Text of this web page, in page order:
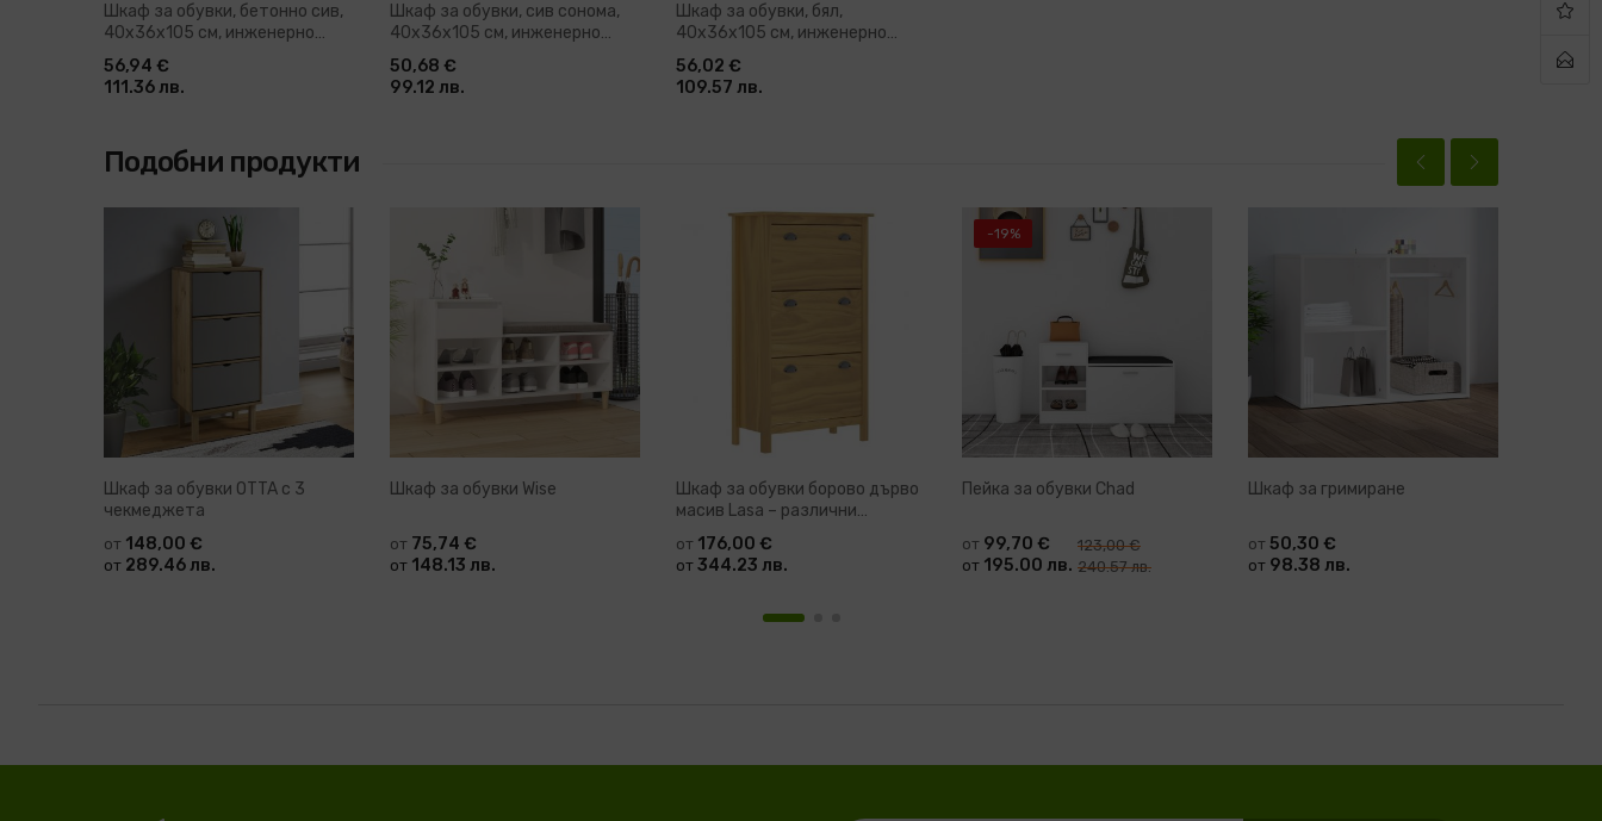
Шкаф за обувки, бетонно сив,
40x36x105 см, инженерно
дърво
56,94 €
111.36 лв.
Шкаф за обувки, сив сонома,
40x36x105 см, инженерно
дърво
50,68 €
99.12 лв.
Шкаф за обувки, бял,
40x36x105 см, инженерно
дърво
56,02 €
109.57 лв.
Подобни продукти
Шкаф за обувки OTTA с 3
чекмеджета
от 148,00 €
от 289.46 лв.
Шкаф за обувки Wise
от 75,74 €
от 148.13 лв.
Шкаф за обувки борово дърво
масив Lasa – различни
цветове
от 176,00 €
от 344.23 лв.
-19%
Пейка за обувки Chad
от 99,70 €
от 195.00 лв.
123,00 €
240.57 лв.
Шкаф за гримиране
от 50,30 €
от 98.38 лв.